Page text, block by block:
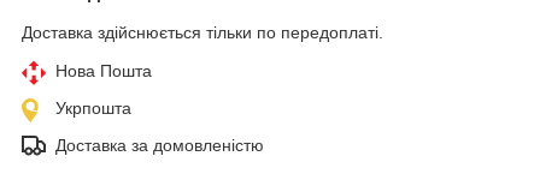
Доставка здійснюється тільки по передоплаті.
Нова Пошта
Укрпошта
Доставка за домовленістю